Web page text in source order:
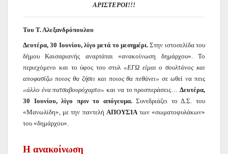
ΑΡΙΣΤΕΡΟΙ!!!
Του Τ. Αλεξανδρόπουλου
Δευτέρα, 30 Ιουνίου, λίγο μετά το μεσημέρι.Στην ιστοσελίδα του
δήμου Καισαριανής αναρτάται «ανακοίνωση δημάρχου». Το
περιεχόμενο και το ύφος του στυλ «ΕΓΩ είμαι ο σουλτάνος και
αποφασίζω ποιος θα ζήσει και ποιος θα πεθάνει»σε ωθεί να πεις
«άλλο ένα πατσαβουρόχαρτο»και να το προσπεράσεις…Δευτέρα,
30 Ιουνίου, λίγο πριν το απόγευμα.Συνεδριάζει το Δ.Σ. του
«Μανωλίδη», με την παντελή ΑΠΟΥΣΙΑτων «σωματοφυλάκων»
του «δημάρχου».
Η ανακοίνωση